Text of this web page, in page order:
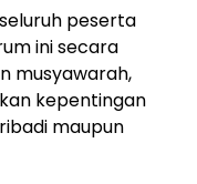
peserta
ini secara
musyawarah,
kepentingan
maupun